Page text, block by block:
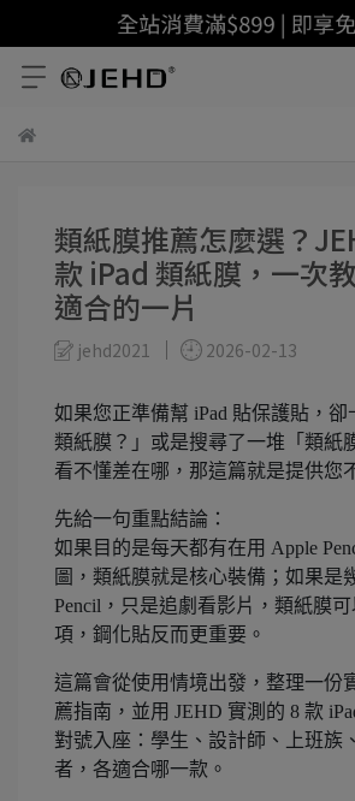
類紙膜推薦怎麼選？
款 iPad 類紙膜，一次
適合的一片
jehd2021 2026-02-13
如果您正準備幫 iPad 貼保護貼，卻
類紙膜？」或是搜尋了一堆「類紙
看不懂差在哪，那這篇就是提供您
先給一句重點結論：
如果目的是每天都有在用 Apple
圖，類紙膜就是核心裝備；如果是
Pencil，只是追劇看影片，類紙膜
項，鋼化貼反而更重要。
這篇會從使用情境出發，整理一份
薦指南，並用 JEHD 實測的 8 款
對號入座：學生、設計師、上班族
者，各適合哪一款。